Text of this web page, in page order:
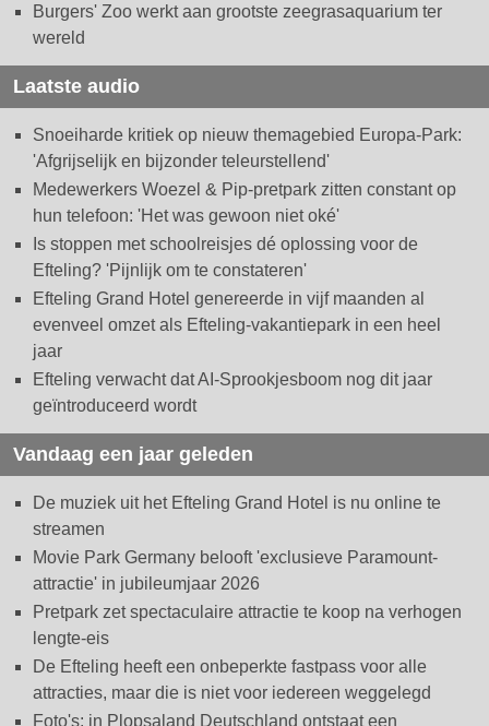
Burgers' Zoo werkt aan grootste zeegrasaquarium ter
wereld
Laatste audio
Snoeiharde kritiek op nieuw themagebied Europa-Park:
'Afgrijselijk en bijzonder teleurstellend'
Medewerkers Woezel & Pip-pretpark zitten constant op
hun telefoon: 'Het was gewoon niet oké'
Is stoppen met schoolreisjes dé oplossing voor de
Efteling? 'Pijnlijk om te constateren'
Efteling Grand Hotel genereerde in vijf maanden al
evenveel omzet als Efteling-vakantiepark in een heel
jaar
Efteling verwacht dat AI-Sprookjesboom nog dit jaar
geïntroduceerd wordt
Vandaag een jaar geleden
De muziek uit het Efteling Grand Hotel is nu online te
streamen
Movie Park Germany belooft 'exclusieve Paramount-
attractie' in jubileumjaar 2026
Pretpark zet spectaculaire attractie te koop na verhogen
lengte-eis
De Efteling heeft een onbeperkte fastpass voor alle
attracties, maar die is niet voor iedereen weggelegd
Foto's: in Plopsaland Deutschland ontstaat een